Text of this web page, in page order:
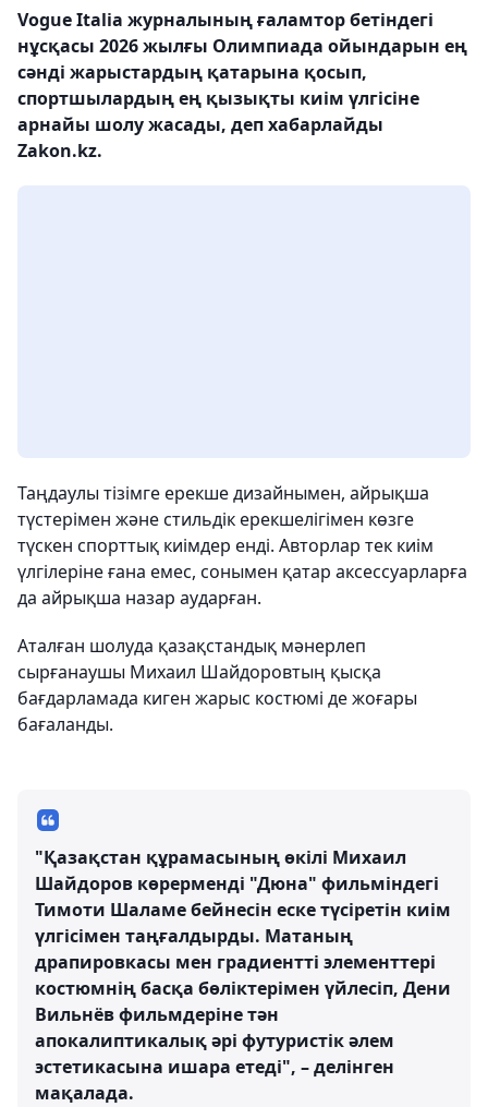
Vogue Italia журналының ғаламтор бетіндегі
нұсқасы 2026 жылғы Олимпиада ойындарын ең
сәнді жарыстардың қатарына қосып,
спортшылардың ең қызықты киім үлгісіне
арнайы шолу жасады, деп хабарлайды
Zakon.kz.
Таңдаулы тізімге ерекше дизайнымен, айрықша
түстерімен және стильдік ерекшелігімен көзге
түскен спорттық киімдер енді. Авторлар тек киім
үлгілеріне ғана емес, сонымен қатар аксессуарларға
да айрықша назар аударған.
Аталған шолуда қазақстандық мәнерлеп
сырғанаушы Михаил Шайдоровтың қысқа
бағдарламада киген жарыс костюмі де жоғары
бағаланды.
"Қазақстан құрамасының өкілі Михаил
Шайдоров көрерменді "Дюна" фильміндегі
Тимоти Шаламе бейнесін еске түсіретін киім
үлгісімен таңғалдырды. Матаның
драпировкасы мен градиентті элементтері
костюмнің басқа бөліктерімен үйлесіп, Дени
Вильнёв фильмдеріне тән
апокалиптикалық әрі футуристік әлем
эстетикасына ишара етеді", – делінген
мақалада.